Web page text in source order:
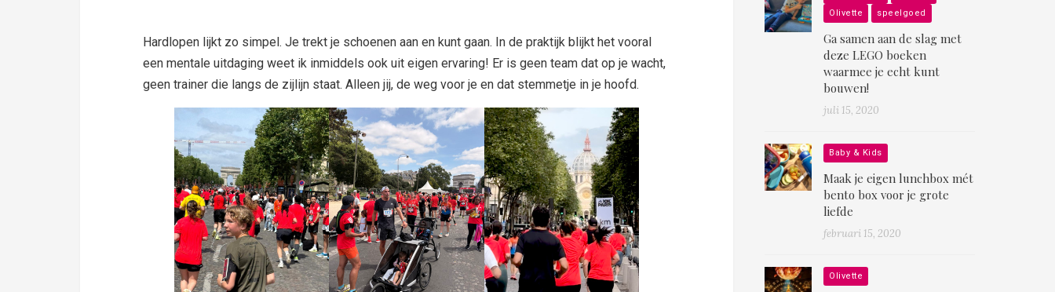
Hardlopen lijkt zo simpel. Je trekt je schoenen aan en kunt gaan. In de praktijk blijkt het vooral
een mentale uitdaging weet ik inmiddels ook uit eigen ervaring! Er is geen team dat op je wacht,
geen trainer die langs de zijlijn staat. Alleen jij, de weg voor je en dat stemmetje in je hoofd.
Olivette
speelgoed
Ga samen aan de slag met
deze LEGO boeken
waarmee je echt kunt
bouwen!
juli 15, 2020
Baby & Kids
Maak je eigen lunchbox mét
bento box voor je grote
liefde
februari 15, 2020
Olivette